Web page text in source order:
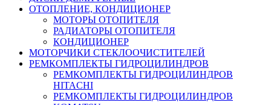
ОТОПЛЕНИЕ, КОНДИЦИОНЕР
МОТОРЫ ОТОПИТЕЛЯ
РАДИАТОРЫ ОТОПИТЕЛЯ
КОНДИЦИОНЕР
МОТОРЧИКИ СТЕКЛООЧИСТИТЕЛЕЙ
РЕМКОМПЛЕКТЫ ГИДРОЦИЛИНДРОВ
РЕМКОМПЛЕКТЫ ГИДРОЦИЛИНДРОВ
HITACHI
РЕМКОМПЛЕКТЫ ГИДРОЦИЛИНДРОВ